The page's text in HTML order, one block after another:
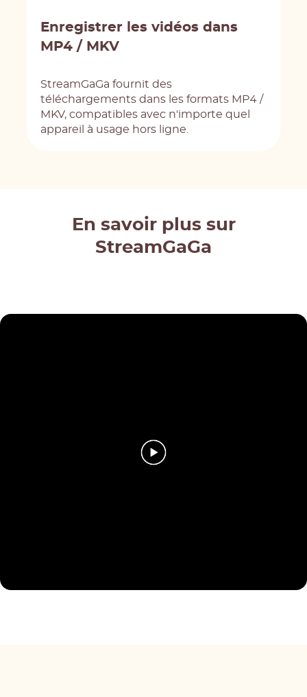
Enregistrer les vidéos dans
MP4 / MKV
StreamGaGa fournit des
téléchargements dans les formats MP4 /
MKV, compatibles avec n'importe quel
appareil à usage hors ligne.
En savoir plus sur
StreamGaGa